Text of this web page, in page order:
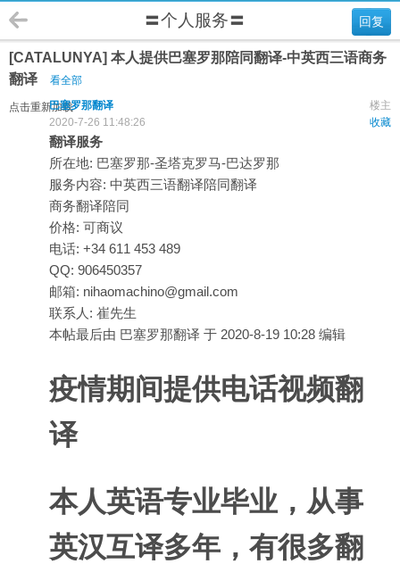
回复
〓个人服务〓
[CATALUNYA] 本人提供巴塞罗那陪同翻译-中英西三语商务
翻译
看全部
点击重新加载 楼主
巴塞罗那翻译
收藏
2020-7-26 11:48:26
翻译服务
所在地: 巴塞罗那-圣塔克罗马-巴达罗那
服务内容: 中英西三语翻译陪同翻译
商务翻译陪同
价格: 可商议
电话: +34 611 453 489
QQ: 906450357
邮箱: nihaomachino@gmail.com
联系人: 崔先生
本帖最后由 巴塞罗那翻译 于 2020-8-19 10:28 编辑
疫情期间提供电话视频翻
译
本人英语专业毕业，从事
英汉互译多年，有很多翻